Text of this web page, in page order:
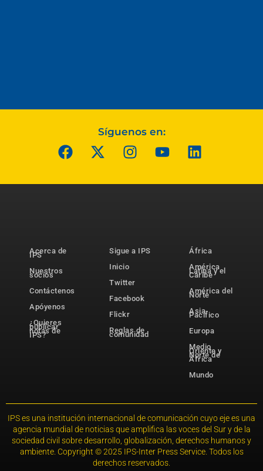
Síguenos en:
Acerca de
IPS
Nuestros
socios
Contáctenos
Apóyenos
¿Quieres
publicar
notas de
IPS?
Sigue a IPS
Inicio
Twitter
Facebook
Flickr
Reglas de
comunidad
África
América
Latina y el
Caribe
América del
Norte
Asia-
Pacífico
Europa
Medio
Oriente y
Norte de
África
Mundo
IPS es una institución internacional de comunicación cuyo eje es una
agencia mundial de noticias que amplifica las voces del Sur y de la
sociedad civil sobre desarrollo, globalización, derechos humanos y
ambiente. Copyright © 2025 IPS-Inter Press Service. Todos los
derechos reservados.